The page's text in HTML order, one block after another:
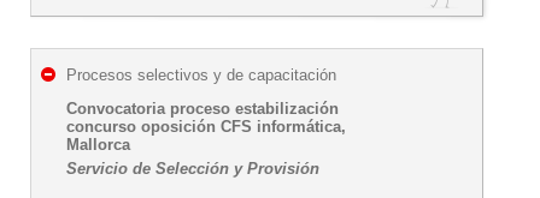
Procesos selectivos y de capacitación
Convocatoria proceso estabilización
concurso oposición CFS informática,
Mallorca
Servicio de Selección y Provisión